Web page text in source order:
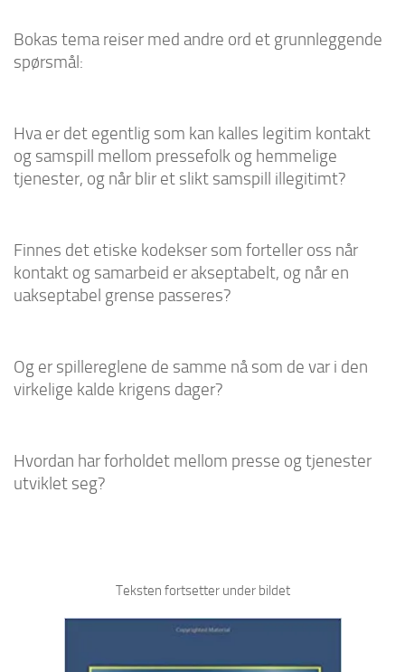
Bokas tema reiser med andre ord et grunnleggende
spørsmål:
Hva er det egentlig som kan kalles legitim kontakt
og samspill mellom pressefolk og hemmelige
tjenester, og når blir et slikt samspill illegitimt?
Finnes det etiske kodekser som forteller oss når
kontakt og samarbeid er akseptabelt, og når en
uakseptabel grense passeres?
Og er spillereglene de samme nå som de var i den
virkelige kalde krigens dager?
Hvordan har forholdet mellom presse og tjenester
utviklet seg?
Teksten fortsetter under bildet